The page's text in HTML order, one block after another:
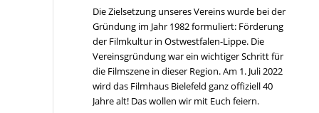
Die Zielsetzung unseres Vereins wurde bei der
Gründung im Jahr 1982 formuliert: Förderung
der Filmkultur in Ostwestfalen-Lippe. Die
Vereinsgründung war ein wichtiger Schritt für
die Filmszene in dieser Region. Am 1. Juli 2022
wird das Filmhaus Bielefeld ganz offiziell 40
Jahre alt! Das wollen wir mit Euch feiern.